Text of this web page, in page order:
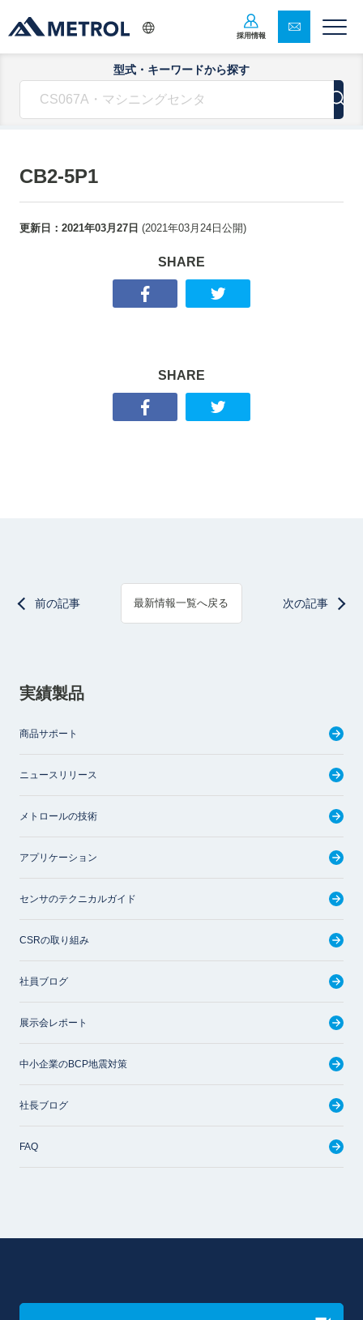
採用情報
型式・キーワードから探す
CB2-5P1
更新日： 2021年03月27日 (2021年03月24日 公開)
SHARE
SHARE
前の記事 最新情報一覧へ戻る 次の記事
実績製品
商品サポート
ニュースリリース
メトロールの技術
アプリケーション
センサのテクニカルガイド
CSRの取り組み
社員ブログ
展示会レポート
中小企業のBCP地震対策
社長ブログ
FAQ